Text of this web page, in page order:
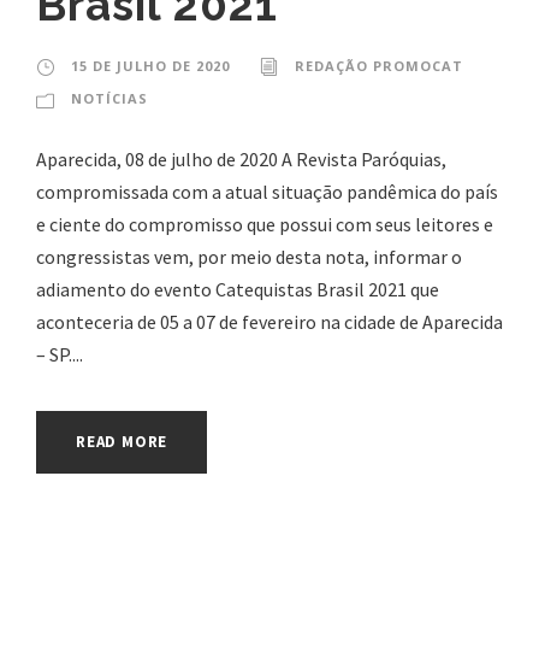
15 DE JULHO DE 2020
REDAÇÃO PROMOCAT
NOTÍCIAS
Aparecida, 08 de julho de 2020 A Revista Paróquias,
compromissada com a atual situação pandêmica do país
e ciente do compromisso que possui com seus leitores e
congressistas vem, por meio desta nota, informar o
adiamento do evento Catequistas Brasil 2021 que
aconteceria de 05 a 07 de fevereiro na cidade de Aparecida
– SP....
READ MORE